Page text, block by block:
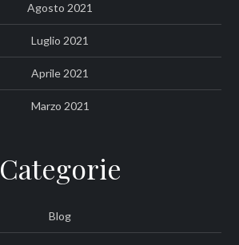
Agosto 2021
Luglio 2021
Aprile 2021
Marzo 2021
Categorie
Blog